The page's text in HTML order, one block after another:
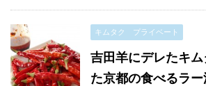
キムタク プライベート
吉田羊にデレたキ
た京都の食べるラー